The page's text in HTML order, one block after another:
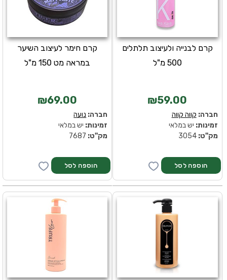
קרם חימר לעיצוב השיער
במראה מט 150 מ"ל
₪69.00
חברה: נועה
זמינות: יש במלאי
מק''ט:
קרם לבנייה ולעיצוב תלתלים
500 מ"ל
₪59.00
חברה: קווה קווה
זמינות: יש במלאי
מק''ט: 3054